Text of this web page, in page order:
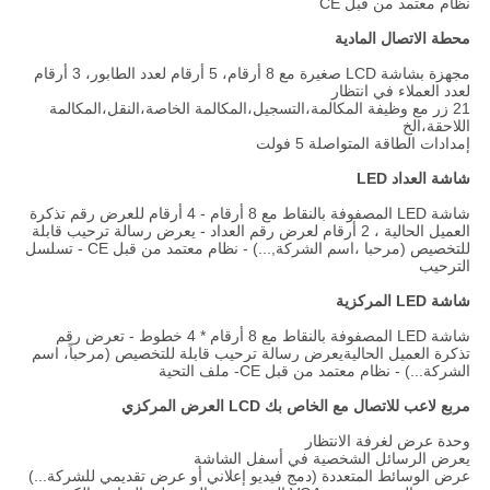
نظام معتمد من قبل CE
محطة الاتصال المادية
مجهزة بشاشة LCD صغيرة مع 8 أرقام، 5 أرقام لعدد الطابور، 3 أرقام
لعدد العملاء في انتظار
21 زر مع وظيفة المكالمة،التسجيل،المكالمة الخاصة،النقل،المكالمة
اللاحقة،الخ
إمدادات الطاقة المتواصلة 5 فولت
شاشة العداد LED
شاشة LED المصفوفة بالنقاط مع 8 أرقام - 4 أرقام للعرض رقم تذكرة
العميل الحالية ، 2 أرقام لعرض رقم العداد - يعرض رسالة ترحيب قابلة
للتخصيص (مرحبا ،اسم الشركة,...) - نظام معتمد من قبل CE - تسلسل
الترحيب
شاشة LED المركزية
شاشة LED المصفوفة بالنقاط مع 8 أرقام * 4 خطوط - تعرض رقم
تذكرة العميل الحاليةيعرض رسالة ترحيب قابلة للتخصيص (مرحباً، اسم
الشركة...) - نظام معتمد من قبل CE
- ملف التحية
مربع لاعب للاتصال مع الخاص بك LCD العرض المركزي
وحدة عرض لغرفة الانتظار
يعرض الرسائل الشخصية في أسفل الشاشة
عرض الوسائط المتعددة (دمج فيديو إعلاني أو عرض تقديمي للشركة...)